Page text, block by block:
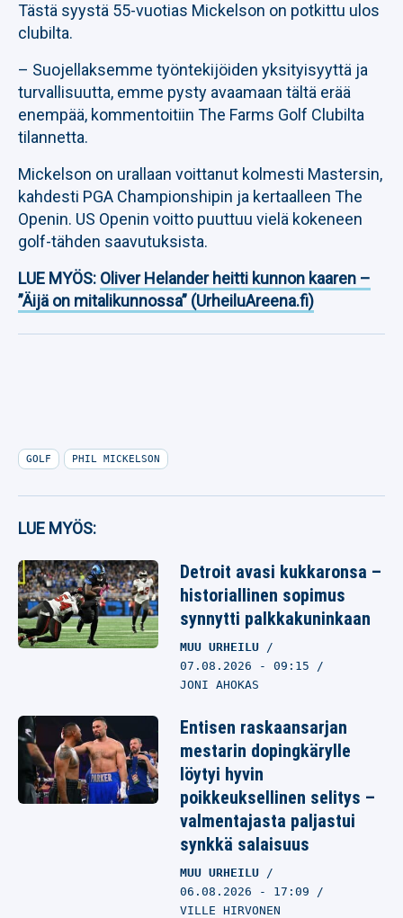
Tästä syystä 55-vuotias Mickelson on potkittu ulos
clubilta.
– Suojellaksemme työntekijöiden yksityisyyttä ja
turvallisuutta, emme pysty avaamaan tältä erää
enempää, kommentoitiin The Farms Golf Clubilta
tilannetta.
Mickelson on urallaan voittanut kolmesti Mastersin,
kahdesti PGA Championshipin ja kertaalleen The
Openin. US Openin voitto puuttuu vielä kokeneen
golf-tähden saavutuksista.
LUE MYÖS: Oliver Helander heitti kunnon kaaren –
”Äijä on mitalikunnossa” (UrheiluAreena.fi)
GOLF PHIL MICKELSON
LUE MYÖS:
Detroit avasi kukkaronsa –
historiallinen sopimus
synnytti palkkakuninkaan
MUU URHEILU
07.08.2026 - 09:15
JONI AHOKAS
Entisen raskaansarjan
mestarin dopingkärylle
löytyi hyvin
poikkeuksellinen selitys –
valmentajasta paljastui
synkkä salaisuus
MUU URHEILU
06.08.2026 - 17:09
VILLE HIRVONEN